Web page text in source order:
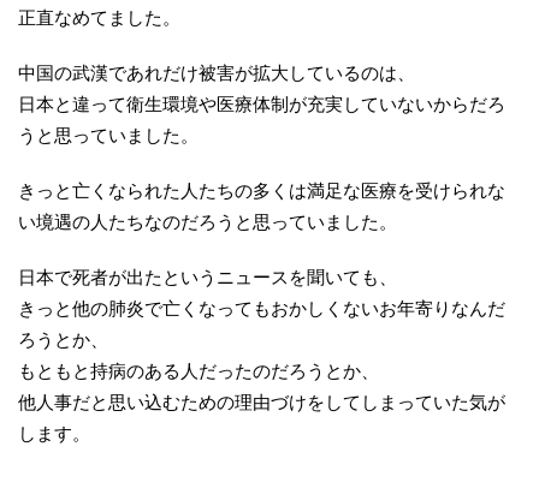
正直なめてました。
中国の武漢であれだけ被害が拡大しているのは、
日本と違って衛生環境や医療体制が充実していないからだろ
うと思っていました。
きっと亡くなられた人たちの多くは満足な医療を受けられな
い境遇の人たちなのだろうと思っていました。
日本で死者が出たというニュースを聞いても、
きっと他の肺炎で亡くなってもおかしくないお年寄りなんだ
ろうとか、
もともと持病のある人だったのだろうとか、
他人事だと思い込むための理由づけをしてしまっていた気が
します。